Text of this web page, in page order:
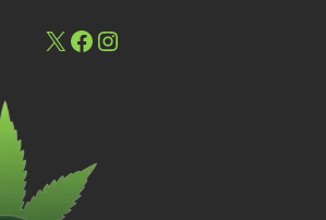
X Facebook
Instagram